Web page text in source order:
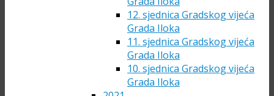
12. sjednica Gradskog vijeća
Grada Iloka
11. sjednica Gradskog vijeća
Grada Iloka
10. sjednica Gradskog vijeća
Grada Iloka